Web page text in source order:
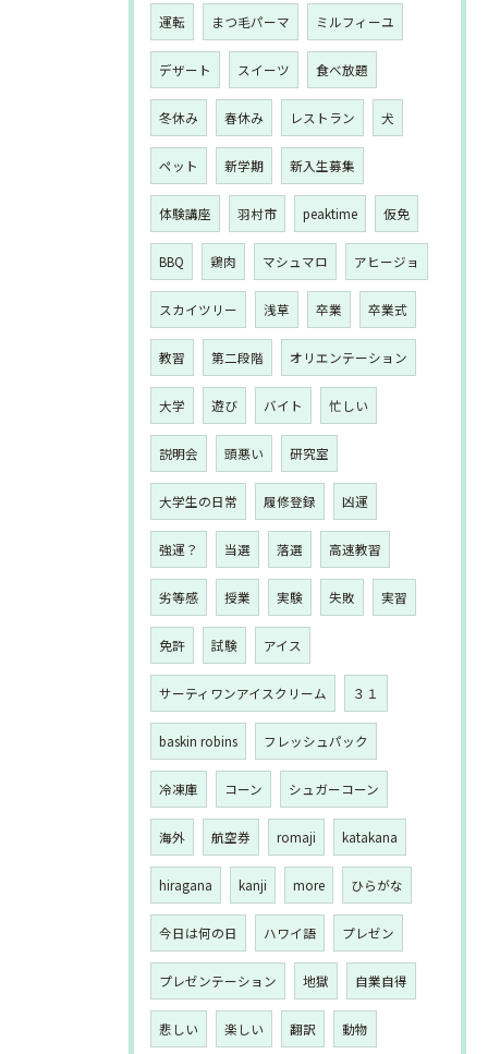
運転 まつ毛パーマ ミルフィーユ
デザート スイーツ 食べ放題
冬休み 春休み レストラン 犬
ペット 新学期 新入生募集
体験講座 羽村市 peaktime 仮免
BBQ 鶏肉 マシュマロ アヒージョ
スカイツリー 浅草 卒業 卒業式
教習 第二段階 オリエンテーション
大学 遊び バイト 忙しい
説明会 頭悪い 研究室
大学生の日常 履修登録 凶運
強運？ 当選 落選 高速教習
劣等感 授業 実験 失敗 実習
免許 試験 アイス
サーティワンアイスクリーム ３１
baskin robins フレッシュパック
冷凍庫 コーン シュガーコーン
海外 航空券 romaji katakana
hiragana kanji more ひらがな
今日は何の日 ハワイ語 プレゼン
プレゼンテーション 地獄 自業自得
悲しい 楽しい 翻訳 動物